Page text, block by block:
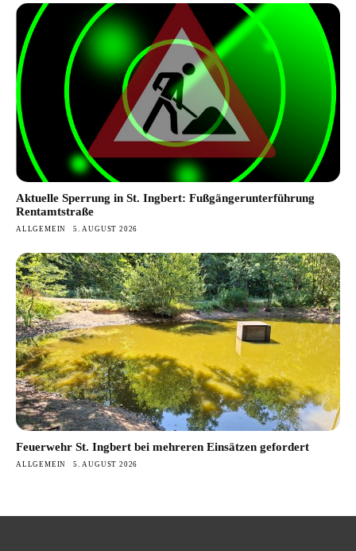
Aktuelle Sperrung in St. Ingbert: Fußgängerunterführung
Rentamtstraße
ALLGEMEIN 5. AUGUST 2026
Feuerwehr St. Ingbert bei mehreren Einsätzen gefordert
ALLGEMEIN 5. AUGUST 2026